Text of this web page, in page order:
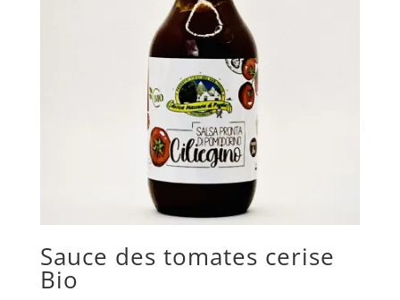
Sauce des tomates cerise
Bio